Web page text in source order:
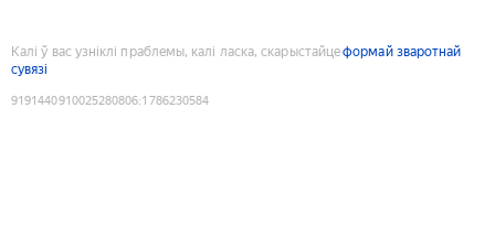
Калі ў вас узніклі праблемы, калі ласка, скарыстайцеформай зваротнай
сувязі
9191440910025280806:1786230584